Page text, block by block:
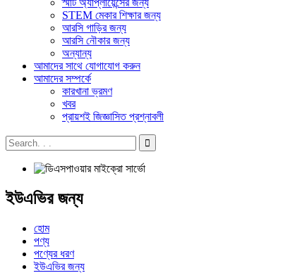
স্মার্ট অ্যাপ্লায়েন্সের জন্য
STEM মেকার শিক্ষার জন্য
আরসি গাড়ির জন্য
আরসি নৌকার জন্য
অন্যান্য
আমাদের সাথে যোগাযোগ করুন
আমাদের সম্পর্কে
কারখানা ভ্রমণ
খবর
প্রায়শই জিজ্ঞাসিত প্রশ্নাবলী
ইউএভির জন্য
হোম
পণ্য
পণ্যের ধরণ
ইউএভির জন্য